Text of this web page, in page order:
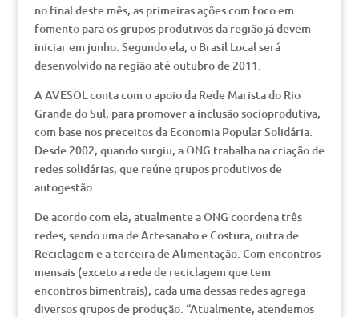
no final deste mês, as primeiras ações com foco em
fomento para os grupos produtivos da região já devem
iniciar em junho. Segundo ela, o Brasil Local será
desenvolvido na região até outubro de 2011.
A AVESOL conta com o apoio da Rede Marista do Rio
Grande do Sul, para promover a inclusão socioprodutiva,
com base nos preceitos da Economia Popular Solidária.
Desde 2002, quando surgiu, a ONG trabalha na criação de
redes solidárias, que reúne grupos produtivos de
autogestão.
De acordo com ela, atualmente a ONG coordena três
redes, sendo uma de Artesanato e Costura, outra de
Reciclagem e a terceira de Alimentação. Com encontros
mensais (exceto a rede de reciclagem que tem
encontros bimentrais), cada uma dessas redes agrega
diversos grupos de produção. “Atualmente, atendemos